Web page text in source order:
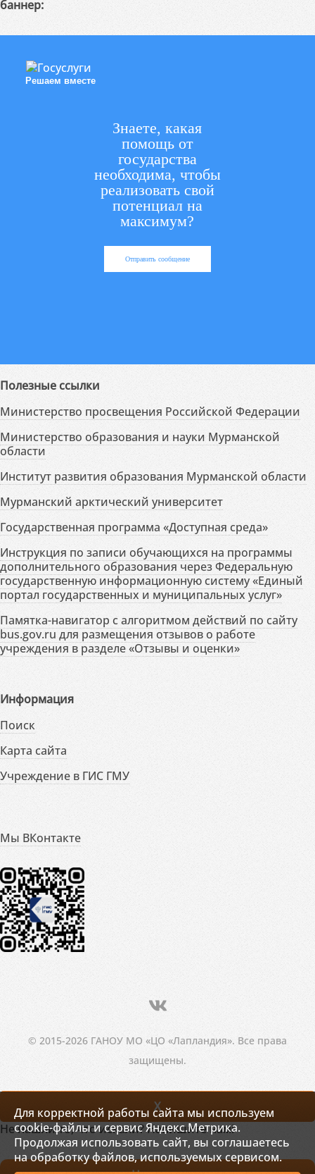
баннер:
Решаем вместе
Знаете, какая
помощь от
государства
необходима, чтобы
реализовать свой
потенциал на
максимум?
Отправить сообщение
Полезные ссылки
Министерство просвещения Российской Федерации
Министерство образования и науки Мурманской
области
Институт развития образования Мурманской области
Мурманский арктический университет
Государственная программа «Доступная среда»
Инструкция по записи обучающихся на программы
дополнительного образования через Федеральную
государственную информационную систему «Единый
портал государственных и муниципальных услуг»
Памятка-навигатор с алгоритмом действий по сайту
bus.gov.ru для размещения отзывов о работе
учреждения в разделе «Отзывы и оценки»
Информация
Поиск
Карта сайта
Учреждение в ГИС ГМУ
Мы ВКонтакте
© 2015-2026 ГАНОУ МО «ЦО «Лапландия». Все права
защищены.
Для корректной работы сайта мы используем
cookie-файлы и сервис Яндекс.Метрика.
Продолжая использовать сайт, вы соглашаетесь
на обработку файлов, используемых сервисом.
X
Не нашли то, что искали? Напишите нам!